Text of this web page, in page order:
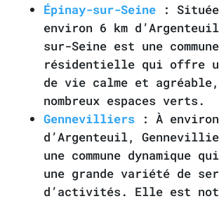
Épinay-sur-Seine:
environ 6 km
sur-Seine est une commune
résidentielle qui offre
de vie calme et
nombreux espaces verts.
Gennevilliers: À environ
d’Argenteuil,
une commune dynamique
une grande variété de
d’activités. Elle est